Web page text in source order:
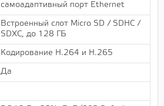
самоадаптивный порт Ethernet
Встроенный слот Micro SD / SDHC /
SDXC, до 128 ГБ
Кодирование H.264 и H.265
Да